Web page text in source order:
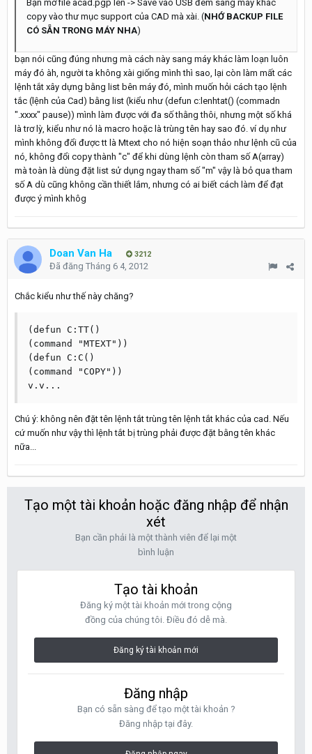
Bạn mở file acad.pgp lên -> Save vào USB đem sang máy khác
copy vào thư mục support của CAD mà xài. (NHỚ BACKUP FILE
CÓ SẴN TRONG MÁY NHA)
bạn nói cũng đúng nhưng mà cách này sang máy khác làm loạn luôn
máy đó àh, người ta không xài giống mình thì sao, lại còn làm mất các
lệnh tắt xây dựng bằng list bên máy đó, mình muốn hỏi cách tạo lệnh
tắc (lệnh của Cad) bằng list (kiểu như (defun c:lenhtat() (commadn
".xxxx" pause)) mình làm được với đa số thằng thôi, nhưng một số khá
là trơ lỳ, kiểu như nó là macro hoặc là trùng tên hay sao đó. ví dụ như
mình không đổi được tt là Mtext cho nó hiện soạn thảo như lệnh cũ của
nó, không đổi copy thành "c" để khi dùng lệnh còn tham số A(array)
mà toàn là dùng đặt list sử dụng ngay tham số "m" vậy là bỏ qua tham
số A dù cũng không cần thiết lắm, nhưng có ai biết cách làm để đạt
được ý mình khôg
Doan Van Ha 3212
Đã đăng Tháng 6 4, 2012
Chắc kiểu như thế này chăng?
(defun C:TT()
(command "MTEXT"))
(defun C:C()
(command "COPY"))
Chú ý: không nên đặt tên lệnh tắt trùng tên lệnh tắt khác của cad. Nếu
cứ muốn như vậy thì lệnh tắt bị trùng phải được đặt bằng tên khác
nữa...
Tạo một tài khoản hoặc đăng nhập để nhận
xét
Bạn cần phải là một thành viên để lại một
bình luận
Tạo tài khoản
Đăng ký một tài khoản mới trong cộng
đồng của chúng tôi. Điều đó dễ mà.
Đăng ký tài khoản mới
Đăng nhập
Bạn có sẵn sàng để tạo một tài khoản ?
Đăng nhập tại đây.